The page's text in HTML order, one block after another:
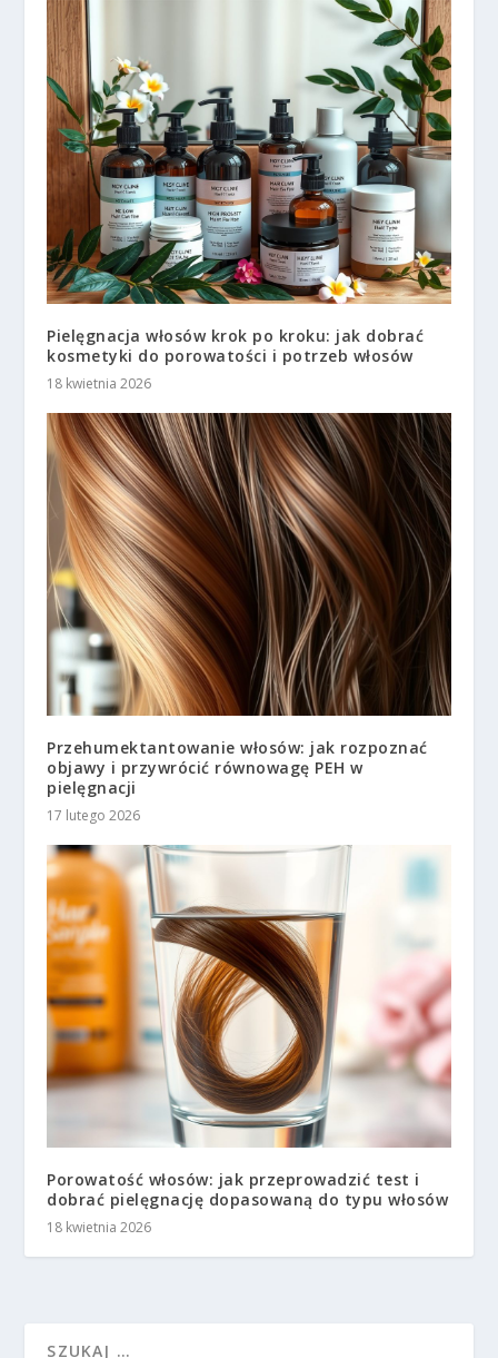
Pielęgnacja włosów krok po kroku: jak dobrać
kosmetyki do porowatości i potrzeb włosów
18 kwietnia 2026
Przehumektantowanie włosów: jak rozpoznać
objawy i przywrócić równowagę PEH w
pielęgnacji
17 lutego 2026
Porowatość włosów: jak przeprowadzić test i
dobrać pielęgnację dopasowaną do typu włosów
18 kwietnia 2026